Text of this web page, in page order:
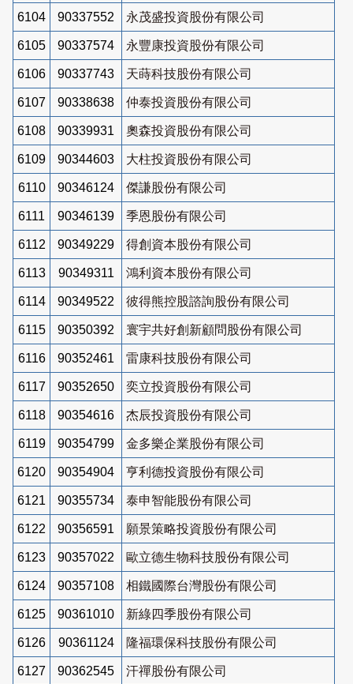
6104 90337552 永茂盛投資股份有限公司
6105 90337574 永豐康投資股份有限公司
6106 90337743 天蒔科技股份有限公司
6107 90338638 仲泰投資股份有限公司
6108 90339931 奧森投資股份有限公司
6109 90344603 大柱投資股份有限公司
6110 90346124 傑謙股份有限公司
6111 90346139 季恩股份有限公司
6112 90349229 得創資本股份有限公司
6113 90349311 鴻利資本股份有限公司
6114 90349522 彼得熊控股諮詢股份有限公司
6115 90350392 寰宇共好創新顧問股份有限公司
6116 90352461 雷康科技股份有限公司
6117 90352650 奕立投資股份有限公司
6118 90354616 杰辰投資股份有限公司
6119 90354799 金多樂企業股份有限公司
6120 90354904 亨利德投資股份有限公司
6121 90355734 泰申智能股份有限公司
6122 90356591 願景策略投資股份有限公司
6123 90357022 歐立德生物科技股份有限公司
6124 90357108 相鐵國際台灣股份有限公司
6125 90361010 新綠四季股份有限公司
6126 90361124 隆福環保科技股份有限公司
6127 90362545 汗禪股份有限公司